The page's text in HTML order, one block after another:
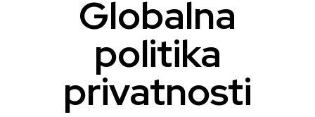
Globalna
politika
privatnosti